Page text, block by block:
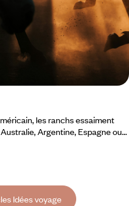
les ranchs essaiment
Argentine, Espagne ou
la nature domine et où l’activité
Idées voyage